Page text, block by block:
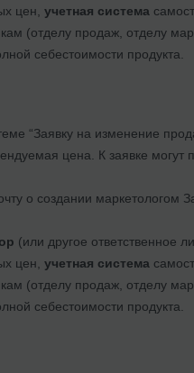
цен, учетная система
(отделу продаж, отделу
себестоимости продукта.
“Заявку на изменение
цена. К заявке могут
о создании маркетологом
(или другое ответственное
цен, учетная система
(отделу продаж, отделу
себестоимости продукта.